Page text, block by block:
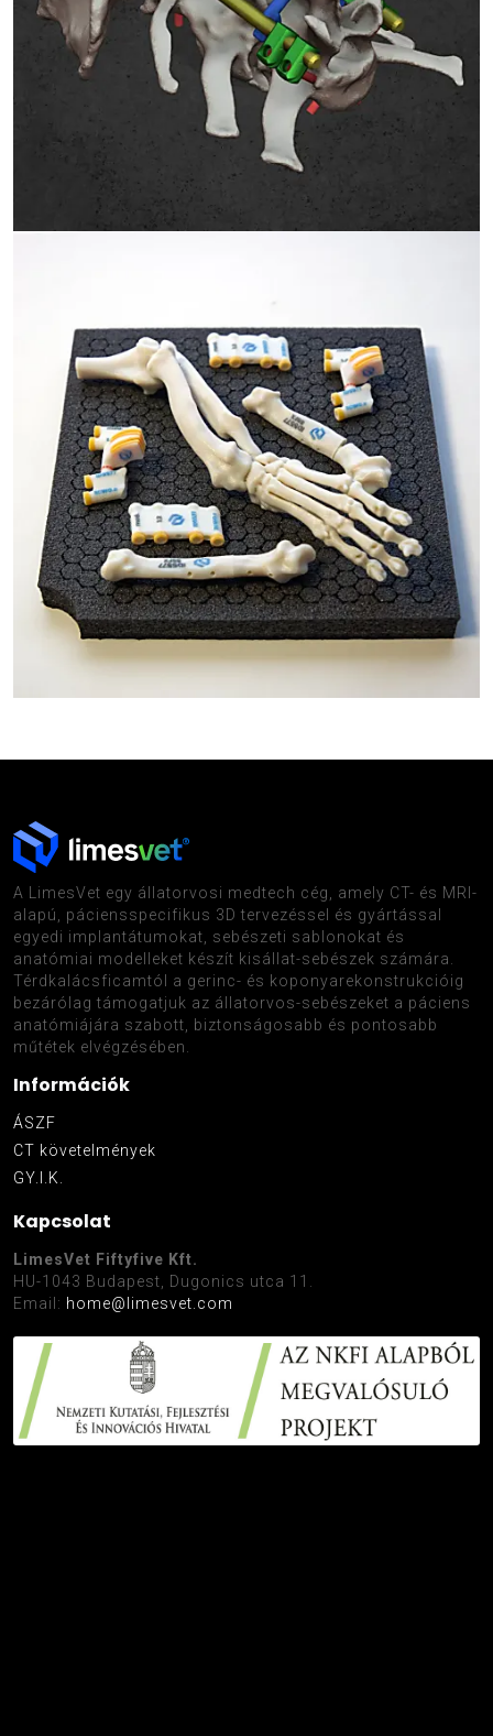
RADISEC GUIDE
A LimesVet egy állatorvosi medtech cég, amely CT- és MRI-
alapú, páciensspecifikus 3D tervezéssel és gyártással
egyedi implantátumokat, sebészeti sablonokat és
anatómiai modelleket készít kisállat-sebészek számára.
Térdkalácsficamtól a gerinc- és koponyarekonstrukcióig
bezárólag támogatjuk az állatorvos-sebészeket a páciens
anatómiájára szabott, biztonságosabb és pontosabb
műtétek elvégzésében.
Információk
ÁSZF
CT követelmények
GY.I.K.
Kapcsolat
LimesVet Fiftyfive Kft.
HU-1043 Budapest, Dugonics utca 11.
Email: home@limesvet.com